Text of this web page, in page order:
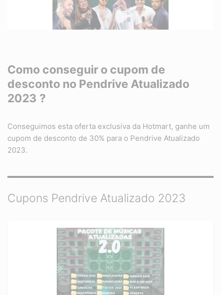
Como conseguir o cupom de
desconto no Pendrive Atualizado
2023 ?
Conseguimos esta oferta exclusiva da Hotmart, ganhe um
cupom de desconto de 30% para o Pendrive Atualizado
2023.
Cupons Pendrive Atualizado 2023